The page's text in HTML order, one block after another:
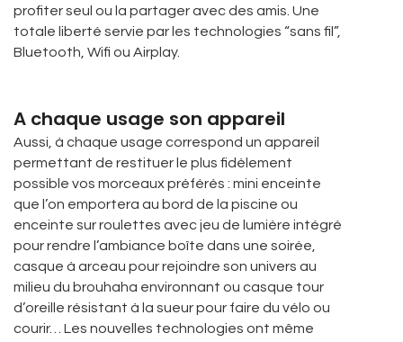
profiter seul ou la partager avec des amis. Une
totale liberté servie par les technologies “sans fil”,
Bluetooth, Wifi ou Airplay.
A chaque usage son appareil
Aussi, à chaque usage correspond un appareil
permettant de restituer le plus fidèlement
possible vos morceaux préférés : mini enceinte
que l’on emportera au bord de la piscine ou
enceinte sur roulettes avec jeu de lumière intégré
pour rendre l’ambiance boîte dans une soirée,
casque à arceau pour rejoindre son univers au
milieu du brouhaha environnant ou casque tour
d’oreille résistant à la sueur pour faire du vélo ou
courir… Les nouvelles technologies ont même